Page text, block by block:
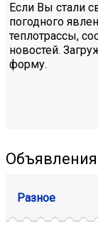
Если Вы стали
погодного
теплотрассы,
новостей.
форму.
Объявления
Разное